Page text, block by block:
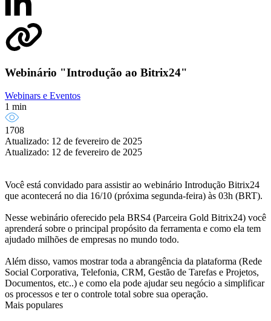
Webinário "Introdução ao Bitrix24"
Webinars e Eventos
1 min
1708
Atualizado: 12 de fevereiro de 2025
Atualizado: 12 de fevereiro de 2025
Você está convidado para assistir ao webinário Introdução Bitrix24
que acontecerá no dia 16/10 (próxima segunda-feira) às 03h (BRT).
Nesse webinário oferecido pela BRS4 (Parceira Gold Bitrix24) você
aprenderá sobre o principal propósito da ferramenta e como ela tem
ajudado milhões de empresas no mundo todo.
Além disso, vamos mostrar toda a abrangência da plataforma (Rede
Social Corporativa, Telefonia, CRM, Gestão de Tarefas e Projetos,
Documentos, etc..) e como ela pode ajudar seu negócio a simplificar
os processos e ter o controle total sobre sua operação.
Mais populares